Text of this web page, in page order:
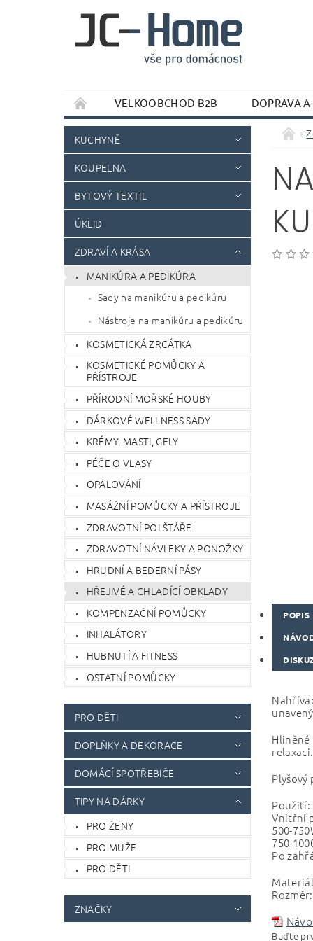
VELKOOBCHOD B2B DOPRAVA
KUCHYNĚ
KOUPELNA
BYTOVÝ TEXTIL
ÚKLID
ZDRAVÍ A KRÁSA
MANIKÚRA A PEDIKÚRA
Sady na manikúru a pedikúru
Nástroje na manikúru a pedikúru
KOSMETICKÁ ZRCÁTKA
KOSMETICKÉ POMŮCKY A
PŘÍSTROJE
PŘÍRODNÍ MOŘSKÉ HOUBY
DÁRKOVÉ WELLNESS SADY
KRÉMY, MASTI, GELY
PÉČE O VLASY
OPALOVÁNÍ
MASÁŽNÍ POMŮCKY A PŘÍSTROJE
ZDRAVOTNÍ POLŠTÁŘE
ZDRAVOTNÍ NÁVLEKY A PONOŽKY
HRUDNÍ A BEDERNÍ PÁSY
HŘEJIVÉ A CHLADÍCÍ OBKLADY
KOMPENZAČNÍ POMŮCKY
INHALÁTORY
HUBNUTÍ A FITNESS
OSTATNÍ POMŮCKY
PRO DĚTI
DOPLŇKY A DEKORACE
DOMÁCÍ SPOTŘEBIČE
TIPY NA DÁRKY
PRO ŽENY
PRO MUŽE
PRO DĚTI
ZNAČKY
POPIS
Použití:
Vnitřní
500-
750-
Po
Buďte